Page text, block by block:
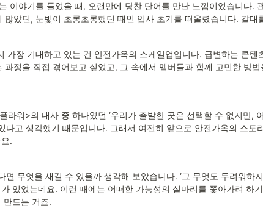
이야기를 들었을 때, 오랜만에 당찬 단어를 만난 느낌이었습니다
았던, 눈빛이 초롱초롱했던 때인 입사 초기를 떠올렸습니다. 갈
가장 기대하고 있는 건 안전가옥의 스케일업입니다. 급변하는 콘
과정을 직접 겪어보고 싶었고, 그 속에서 멤버들과 함께 고민한 방
라워>의 대사 중 하나였던 ‘우리가 출발한 곳은 선택할 수 없지만,
다고 생각했기 때문입니다. 그래서 여전히 앞으로 안전가옥의 스
.
면 무엇을 새길 수 있을까 생각해 보았습니다. ‘그 무엇도 두려워
있었는데요. 이런 때에는 어떠한 가능성의 실마리를 쫓아가려
만드는 거죠.